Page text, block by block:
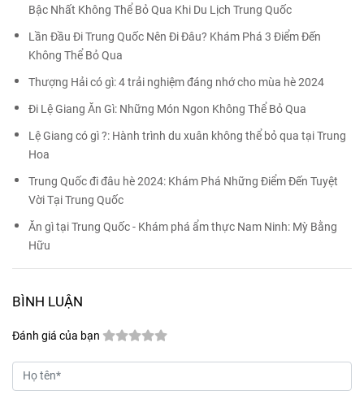
Bậc Nhất Không Thể Bỏ Qua Khi Du Lịch Trung Quốc
Lần Đầu Đi Trung Quốc Nên Đi Đâu? Khám Phá 3 Điểm Đến
Không Thể Bỏ Qua
Thượng Hải có gì: 4 trải nghiệm đáng nhớ cho mùa hè 2024
Đi Lệ Giang Ăn Gì: Những Món Ngon Không Thể Bỏ Qua
Lệ Giang có gì ?: Hành trình du xuân không thể bỏ qua tại Trung
Hoa
Trung Quốc đi đâu hè 2024: Khám Phá Những Điểm Đến Tuyệt
Vời Tại Trung Quốc
Ăn gì tại Trung Quốc - Khám phá ẩm thực Nam Ninh: Mỳ Bằng
Hữu
BÌNH LUẬN
Đánh giá của bạn